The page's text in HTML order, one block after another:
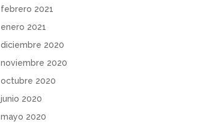
febrero 2021
enero 2021
diciembre 2020
noviembre 2020
octubre 2020
junio 2020
mayo 2020